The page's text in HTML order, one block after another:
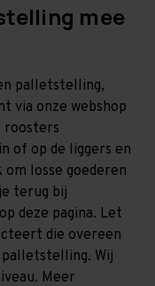
mee
palletstelling,
via onze webshop
roosters
of op de liggers en
losse goederen
terug bij
deze pagina. Let
die overeen
Wij
Meer